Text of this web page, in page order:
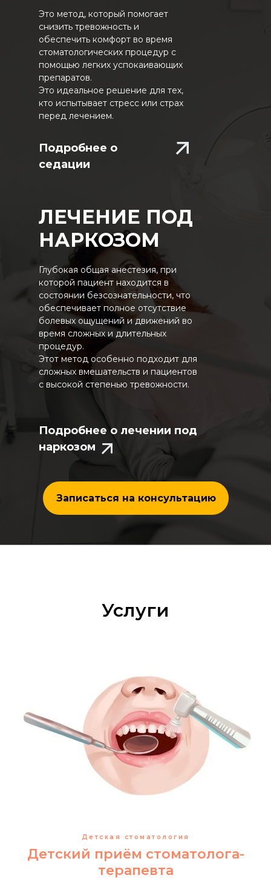
Это метод, который помогает
снизить тревожность и
обеспечить комфорт во время
стоматологических процедур с
помощью легких успокаивающих
препаратов.
Это идеальное решение для тех,
кто испытывает стресс или страх
перед лечением.
Глубокая общая анестезия, при
которой пациент находится в
состоянии безсознательности, что
обеспечивает полное отсутствие
болевых ощущений и движений во
время сложных и длительных
процедур.
Этот метод особенно подходит для
сложных вмешательств и пациентов
с высокой степенью тревожности.
ЛЕЧЕНИЕ ПОД
НАРКОЗОМ
Записаться на консультацию
Подробнее о
седации
Подробнее о лечении под
наркозом
Услуги
Детская стоматология
Детский приём стоматолога-
терапевта